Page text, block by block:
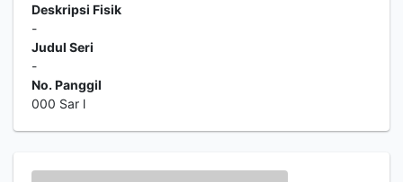
Deskripsi Fisik
-
Judul Seri
-
No. Panggil
000 Sar l